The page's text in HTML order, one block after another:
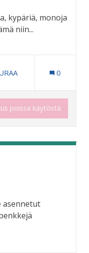
kypäriä, monoja
niin...
ja ulkoilu
0
poissa käytöstä
asennetut
ympäristö